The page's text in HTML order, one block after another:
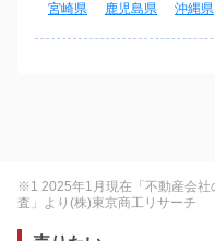
宮崎県
鹿児島県 沖縄県
※1 2025年1月現在「不動産会社
査」より(株)東京商工リサーチ